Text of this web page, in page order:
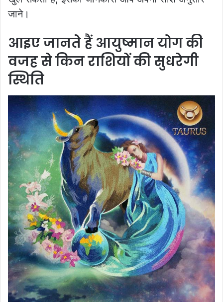
जाने।
आइए जानते हैं आयुष्मान योग की
वजह से किन राशियों की सुधरेगी
स्थिति